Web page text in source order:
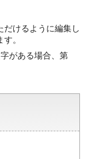
だけるように編集し
。
がある場合、第